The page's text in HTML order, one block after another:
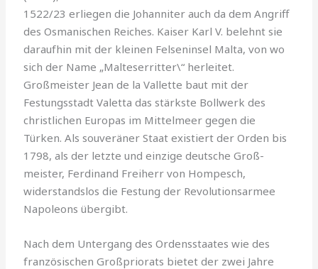
1522/23 erliegen die Johanni­ter auch da dem Angriff
des Osmanischen Reiches. Kaiser Karl V. be­lehnt sie
daraufhin mit der kleinen Felseninsel Malta, von wo
sich der Name „Malteserritter\“ herleitet.
Großmeister Jean de la Vallette baut mit der
Festungsstadt Valetta das stärkste Bollwerk des
christlichen Europas im Mittelmeer gegen die
Türken. Als souveräner Staat exis­tiert der Orden bis
1798, als der letzte und einzige deutsche Groß­
meister, Ferdinand Freiherr von Hompesch,
widerstandslos die Festung der Revolutionsarmee
Napoleons übergibt.
Nach dem Untergang des Ordensstaates wie des
französischen Großpriorats bietet der zwei Jahre